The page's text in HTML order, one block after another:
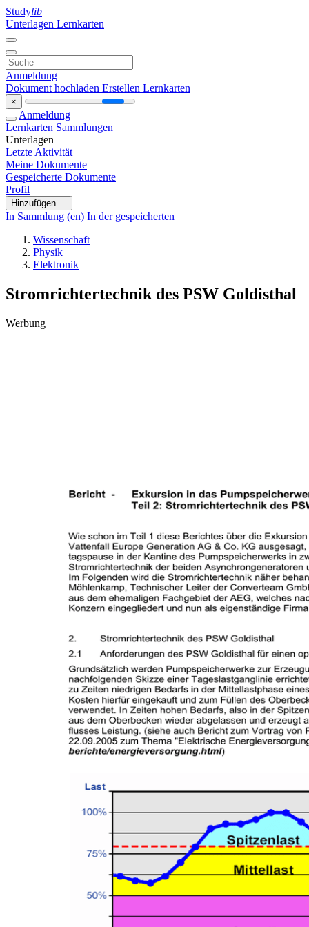
Studylib
Unterlagen Lernkarten
Anmeldung
Dokument hochladen Erstellen Lernkarten
×
Anmeldung
Lernkarten Sammlungen
Unterlagen
Letzte Aktivität
Meine Dokumente
Gespeicherte Dokumente
Profil
Hinzufügen ...
In Sammlung (en) In der gespeicherten
Wissenschaft
Physik
Elektronik
Stromrichtertechnik des PSW Goldisthal
Werbung